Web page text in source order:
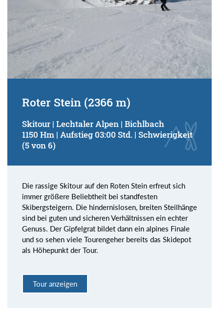
Roter Stein (2366 m)
Skitour | Lechtaler Alpen | Bichlbach
1150 Hm | Aufstieg 03:00 Std. | Schwierigkeit
(5 von 6)
Die rassige Skitour auf den Roten Stein erfreut sich
immer größere Beliebtheit bei standfesten
Skibergsteigern. Die hindernislosen, breiten Steilhänge
sind bei guten und sicheren Verhältnissen ein echter
Genuss. Der Gipfelgrat bildet dann ein alpines Finale
und so sehen viele Tourengeher bereits das Skidepot
als Höhepunkt der Tour.
Tour anzeigen